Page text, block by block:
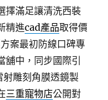
擇滿足讓清洗西裝
精進cad產品取得價
案最初防線口碑專
舖中，同步國際引
雕刻角膜透鏡製
三重寵物店公開對